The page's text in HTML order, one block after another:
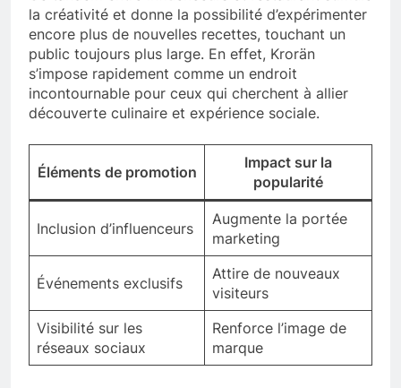
la créativité et donne la possibilité d’expérimenter
encore plus de nouvelles recettes, touchant un
public toujours plus large. En effet, Krorän
s’impose rapidement comme un endroit
incontournable pour ceux qui cherchent à allier
découverte culinaire et expérience sociale.
Éléments de promotion
Impact sur la
popularité
Inclusion d’influenceurs
Augmente la portée
marketing
Événements exclusifs
Attire de nouveaux
visiteurs
Visibilité sur les
réseaux sociaux
Renforce l’image de
marque